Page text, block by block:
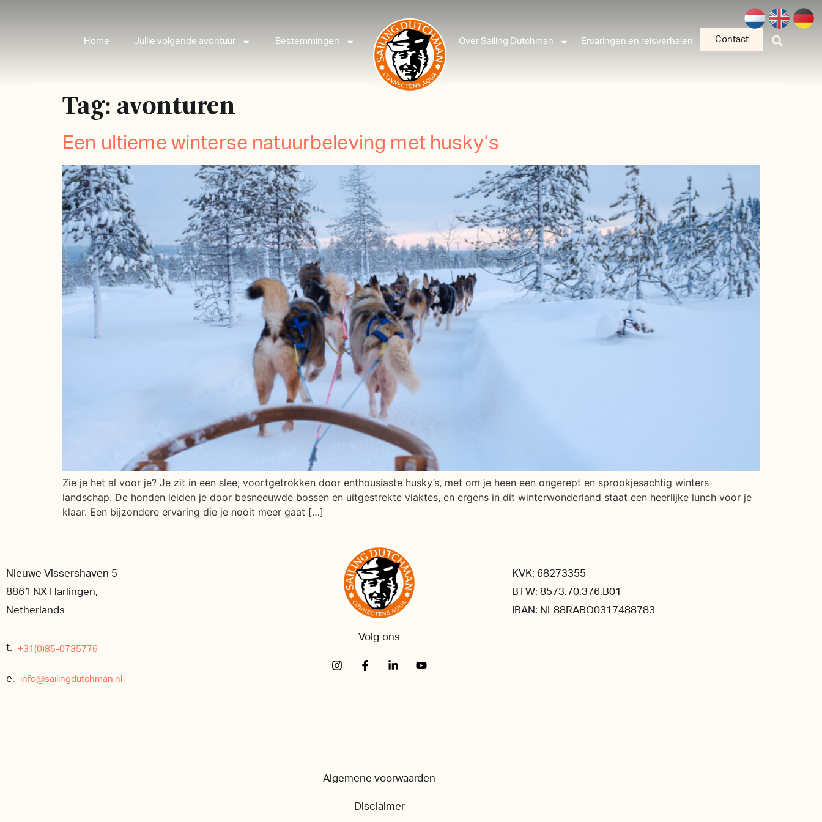
Home Jullie volgende avontuur Bestemmingen Over Sailing Dutchman Ervaringen en reisverhalen Contact
Tag: avonturen
Een ultieme winterse natuurbeleving met husky’s
Zie je het al voor je? Je zit in een slee, voortgetrokken door enthousiaste husky’s, met om je heen een ongerept en sprookjesachtig winters
landschap. De honden leiden je door besneeuwde bossen en uitgestrekte vlaktes, en ergens in dit winterwonderland staat een heerlijke lunch voor je
klaar. Een bijzondere ervaring die je nooit meer gaat […]
Nieuwe Vissershaven 5
8861 NX Harlingen,
Netherlands
t. +31(0)85-0735776
e. info@sailingdutchman.nl
Volg ons
KVK: 68273355
BTW: 8573.70.376.B01
IBAN: NL88RABO0317488783
Algemene voorwaarden
Disclaimer